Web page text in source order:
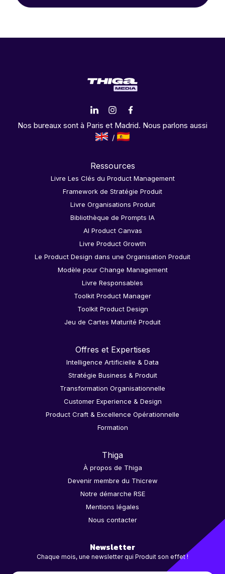
Nos bureaux sont à Paris et Madrid. Nous parlons aussi
Ressources
Livre Les Clés du Product Management
Framework de Stratégie Produit
Livre Organisations Produit
Bibliothèque de Prompts IA
AI Product Canvas
Livre Product Growth
Le Product Design dans une Organisation Produit
Modèle pour Change Management
Livre Responsables
Toolkit Product Manager
Toolkit Product Design
Jeu de Cartes Maturité Produit
Offres et Expertises
Intelligence Artificielle & Data
Stratégie Business & Produit
Transformation Organisationnelle
Customer Experience & Design
Product Craft & Excellence Opérationnelle
Formation
Thiga
À propos de Thiga
Devenir membre du Thicrew
Notre démarche RSE
Mentions légales
Nous contacter
Newsletter
Chaque mois, une newsletter qui Produit son effet !